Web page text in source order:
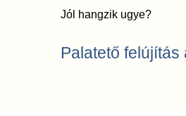
Jól hangzik ugye?
Palatető felújítás